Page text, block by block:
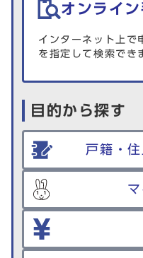
オンライ
インターネット上で
を指定して検索でき
目的から探す
戸籍・